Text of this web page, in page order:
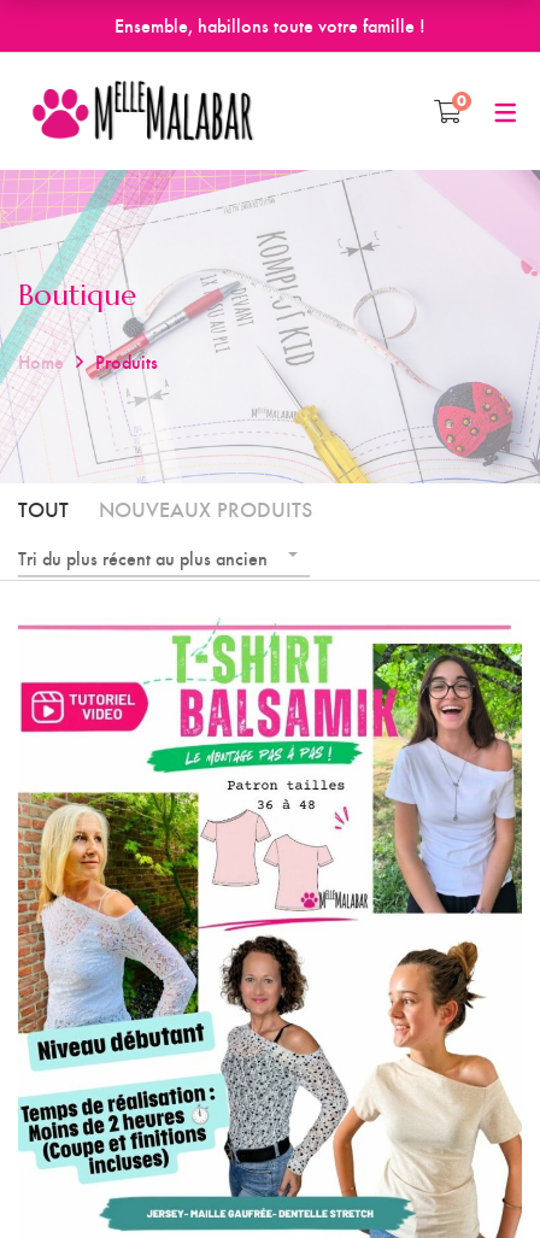
Ensemble, habillons toute votre famille !
0
Boutique
Home Produits
TOUT NOUVEAUX PRODUITS
Tri du plus récent au plus ancien